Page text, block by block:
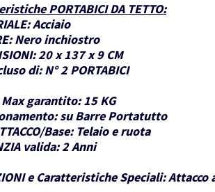
PORTABICI DA TETTO:
Acciaio
Nero inchiostro
20 x 137 x 9 CM
di: N° 2 PORTABICI
Max garantito: 15 KG
su Barre Portatutto
Base: Telaio e ruota
valida:2 Anni
e Caratteristiche Speciali:Attacco